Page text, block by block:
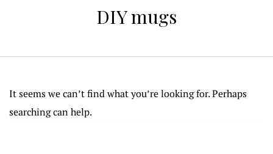
DIY mugs
It seems we can’t find what you’re looking for. Perhaps
searching can help.